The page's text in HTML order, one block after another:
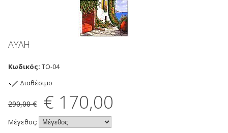
ΑΥΛΗ
Κωδικός: TO-04
Διαθέσιμο
290,00 € € 170,00
Μέγεθος: